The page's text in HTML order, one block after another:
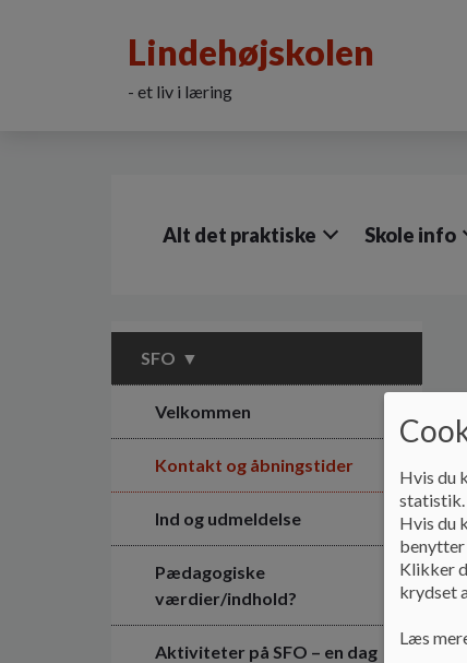
Lindehøjskolen
- et liv i læring
Alt det praktiske Skole info
SFO
Velkommen
Kontakt og åbningstider
Ind og udmeldelse
Pædagogiske
værdier/indhold?
Aktiviteter på SFO – en dag
Hvis du
statistik.
Hvis du
benytter
Klikker
krydset
Læs